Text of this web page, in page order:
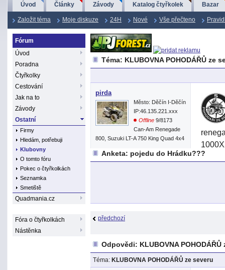
Úvod Články Závody Katalog čtyřkolek Bazar
Založit téma Moje diskuze 24H Nové Vše přečteno
Fórum
Úvod
Poradna
Čtyřkolky
Cestování
Jak na to
Závody
Ostatní
Firmy
Hledám, potřebuji
Klubovny
O tomto fóru
Pokec o čtyřkolkách
Seznamka
Smetiště
Quadmania.cz
Fóra o čtyřkolkách
Nástěnka
Téma: KLUBOVNA POHODÁŘŮ ze
pirda
Město: Děčín I-Děčín
IP:46.135.221.xxx
Offline 9/8173
Can-Am Renegade
800, Suzuki LT-A 750 King Quad 4x4
Anketa: pojedu do Hrádku???
předchozí
Odpovědi: KLUBOVNA POHODÁŘŮ
Téma: KLUBOVNA POHODÁŘŮ ze severu